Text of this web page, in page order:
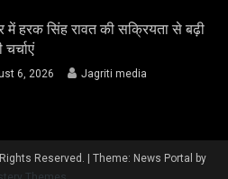
में हरक सिंह रावत की सक्रियता से बढ़ी
चर्चाएं
6, 2026 Jagriti media
Reserved.
Theme: News Portal by